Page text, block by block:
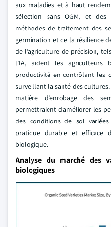
aux maladies et à haut
sélection sans OGM, et des
méthodes de traitement des
germination et de la résilience
de l’agriculture de précision,
l’IA, aident les agriculteurs
productivité en contrôlant les
surveillant la santé des
matière d’enrobage des
permettraient d’améliorer les
des conditions de sol
pratique durable et efficace
biologique.
Analyse du marché des
biologiques